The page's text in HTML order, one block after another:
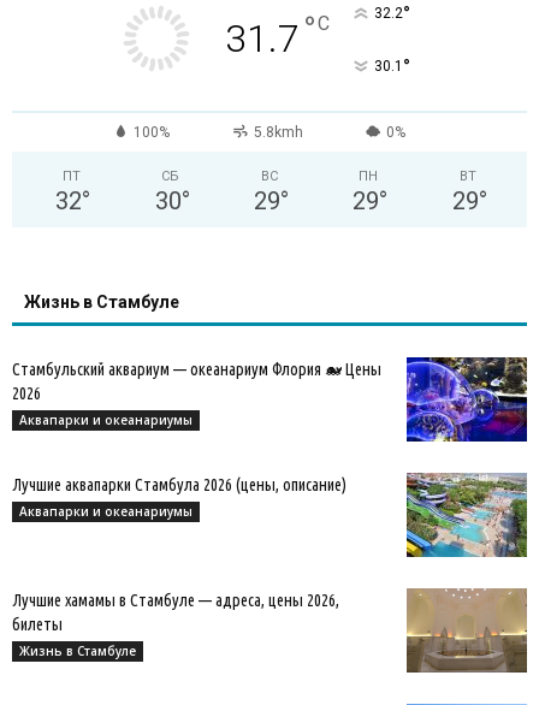
31.7 °C 32.2°
30.1 °
100% 5.8kmh 0%
ПТ
32°
СБ
30°
ВС
29°
ПН
29°
ВТ
29°
Жизнь в Стамбуле
Стамбульский аквариум — океанариум Флория 🐋 Цены
2026
Аквапарки и океанариумы
Лучшие аквапарки Стамбула 2026 (цены, описание)
Аквапарки и океанариумы
Лучшие хамамы в Стамбуле — адреса, цены 2026,
билеты
Жизнь в Стамбуле